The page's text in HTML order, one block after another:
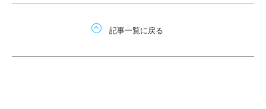
記事一覧に戻る